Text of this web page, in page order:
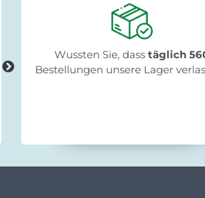
Gabriele Saxa
vor 15 Stunden
★★★★★
★★★★★
★★★★★
"Schnelle Lieferung, leicht zum
Fertigstellen und stabil!"
Wussten Sie, dasstäglich
Bestellungen unsere Lager